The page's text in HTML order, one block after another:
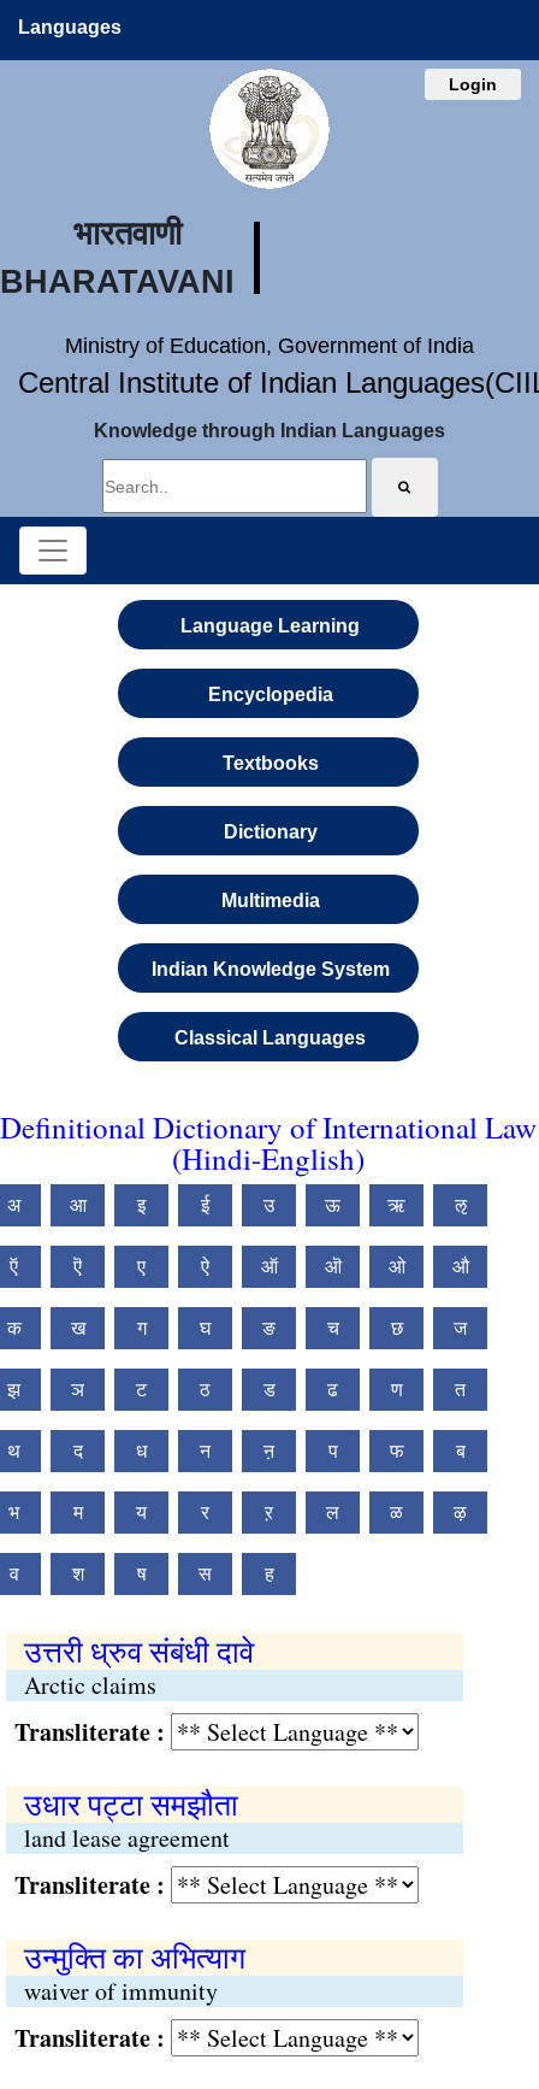
Languages
Login
भारतवाणी
BHARATAVANI
Ministry of Education, Government of India
Central Institute of Indian
Knowledge through Indian Languages
Language Learning
Encyclopedia
Textbooks
Dictionary
Multimedia
Indian Knowledge System
Classical Languages
Definitional Dictionary of International Law
(Hindi-English)
अ आ इ ई उ ऊ ऋ ऌ
ऍ ऎ ए ऐ ऑ ऒ ओ औ
क ख ग घ ङ च छ ज
झ ञ ट ठ ड ढ ण त
थ द ध न ऩ प फ ब
भ म य र ऱ ल ळ ऴ
व श ष स ह
उत्तरी ध्रुव संबंधी दावे
Arctic claims
:
उधार पट्टा समझौता
land lease agreement
:
उन्मुक्ति का अभित्याग
waiver of immunity
: